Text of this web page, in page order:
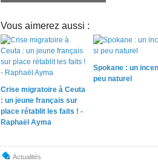
Vous aimerez aussi :
Crise migratoire à Ceuta
: un jeune français sur
place rétablit les faits ! -
Raphaël Ayma
Spokane : un
peu naturel
Actualités